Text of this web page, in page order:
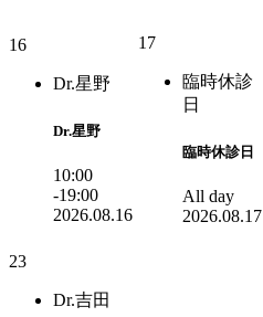
16
Dr.星野
Dr.星野
10:00
-19:00
2026.08.16
17
臨時休診
日
臨時休診日
All day
2026.08.17
23
Dr.吉田